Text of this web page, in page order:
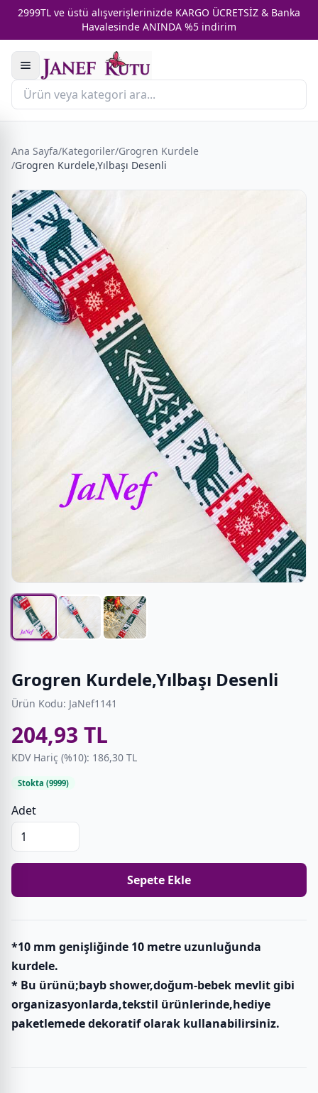
2999TL ve üstü alışverişlerinizde KARGO ÜCRETSİZ & Banka
Havalesinde ANINDA %5 indirim
Ana Sayfa/Kategoriler/Grogren Kurdele
/Grogren Kurdele,Yılbaşı Desenli
Grogren Kurdele,Yılbaşı Desenli
Ürün Kodu: JaNef1141
204,93 TL
KDV Hariç (%10): 186,30 TL
Stokta (9999)
Adet
Sepete Ekle
*10 mm genişliğinde 10 metre uzunluğunda
kurdele.
* Bu ürünü;bayb shower,doğum-bebek mevlit gibi
organizasyonlarda,tekstil ürünlerinde,hediye
paketlemede dekoratif olarak kullanabilirsiniz.